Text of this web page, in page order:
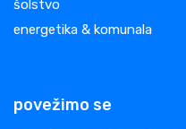
šolstvo
energetika & komunala
povežimo se